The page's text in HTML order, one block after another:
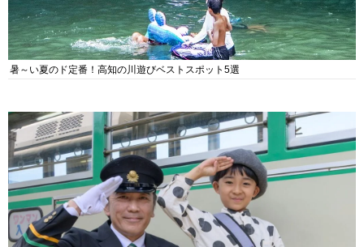
暑～い夏のド定番！高知の川遊びベストスポット5選